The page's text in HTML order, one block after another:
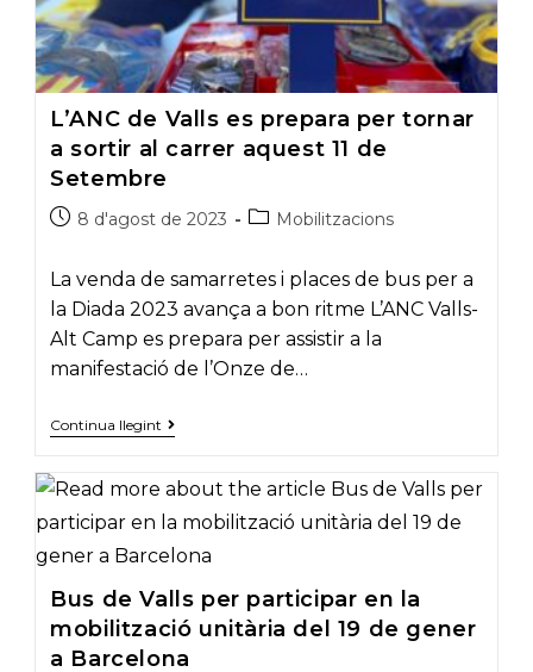
L’ANC de Valls es prepara per tornar
a sortir al carrer aquest 11 de
Setembre
Post8 d'agost de 2023
PostMobilitzacions
La venda de samarretes i places de bus per a
la Diada 2023 avança a bon ritme L’ANC Valls-
Alt Camp es prepara per assistir a la
manifestació de l’Onze de…
Continua llegint L’ANC
de
es
prepara
per
a
al
carrer
aquest
11
Bus de Valls per participar en la
mobilització unitària del 19 de gener
a Barcelona